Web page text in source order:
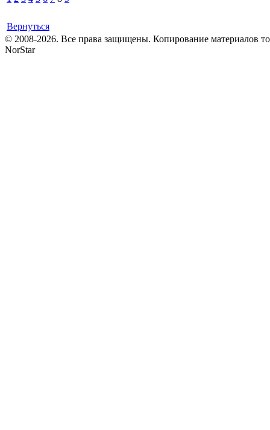
Вернуться
© 2008-2026. Все права защищены. Копирование материалов
NorStar